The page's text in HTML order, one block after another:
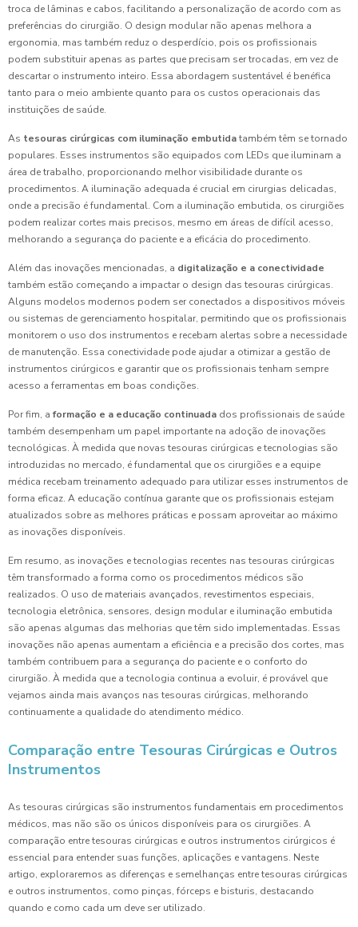
troca de lâminas e cabos, facilitando a personalização de acordo com as
preferências do cirurgião. O design modular não apenas melhora a
ergonomia, mas também reduz o desperdício, pois os profissionais
podem substituir apenas as partes que precisam ser trocadas, em vez de
descartar o instrumento inteiro. Essa abordagem sustentável é benéfica
tanto para o meio ambiente quanto para os custos operacionais das
instituições de saúde.
As tesouras cirúrgicas com iluminação embutidatambém têm se tornado
populares. Esses instrumentos são equipados com LEDs que iluminam a
área de trabalho, proporcionando melhor visibilidade durante os
procedimentos. A iluminação adequada é crucial em cirurgias delicadas,
onde a precisão é fundamental. Com a iluminação embutida, os cirurgiões
podem realizar cortes mais precisos, mesmo em áreas de difícil acesso,
melhorando a segurança do paciente e a eficácia do procedimento.
Além das inovações mencionadas, a digitalização e a conectividade
também estão começando a impactar o design das tesouras cirúrgicas.
Alguns modelos modernos podem ser conectados a dispositivos móveis
ou sistemas de gerenciamento hospitalar, permitindo que os profissionais
monitorem o uso dos instrumentos e recebam alertas sobre a necessidade
de manutenção. Essa conectividade pode ajudar a otimizar a gestão de
instrumentos cirúrgicos e garantir que os profissionais tenham sempre
acesso a ferramentas em boas condições.
Por fim, a formação e a educação continuada dos profissionais de saúde
também desempenham um papel importante na adoção de inovações
tecnológicas. À medida que novas tesouras cirúrgicas e tecnologias são
introduzidas no mercado, é fundamental que os cirurgiões e a equipe
médica recebam treinamento adequado para utilizar esses instrumentos de
forma eficaz. A educação contínua garante que os profissionais estejam
atualizados sobre as melhores práticas e possam aproveitar ao máximo
as inovações disponíveis.
Em resumo, as inovações e tecnologias recentes nas tesouras cirúrgicas
têm transformado a forma como os procedimentos médicos são
realizados. O uso de materiais avançados, revestimentos especiais,
tecnologia eletrônica, sensores, design modular e iluminação embutida
são apenas algumas das melhorias que têm sido implementadas. Essas
inovações não apenas aumentam a eficiência e a precisão dos cortes, mas
também contribuem para a segurança do paciente e o conforto do
cirurgião. À medida que a tecnologia continua a evoluir, é provável que
vejamos ainda mais avanços nas tesouras cirúrgicas, melhorando
continuamente a qualidade do atendimento médico.
Comparação entre Tesouras Cirúrgicas e Outros
Instrumentos
As tesouras cirúrgicas são instrumentos fundamentais em procedimentos
médicos, mas não são os únicos disponíveis para os cirurgiões. A
comparação entre tesouras cirúrgicas e outros instrumentos cirúrgicos é
essencial para entender suas funções, aplicações e vantagens. Neste
artigo, exploraremos as diferenças e semelhanças entre tesouras cirúrgicas
e outros instrumentos, como pinças, fórceps e bisturis, destacando
quando e como cada um deve ser utilizado.